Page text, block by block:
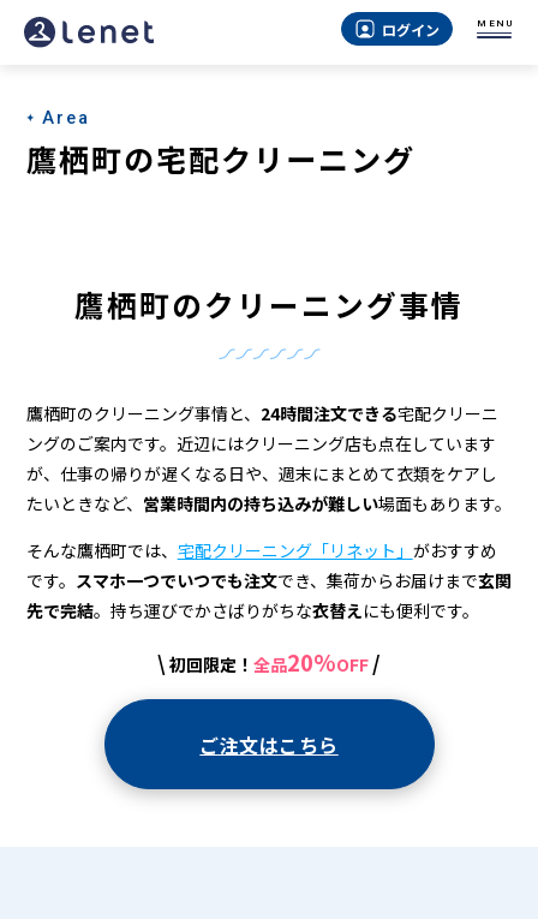
鷹
町
の
グ
店
＆
宅
配
ク
ログイン MENU
Area
鷹栖町の宅配クリーニング
鷹栖町のクリーニング事情
鷹栖町のクリーニング事情と、 24時間注文できる宅配クリーニ
ングのご案内です。近辺にはクリーニング店も点在しています
が、仕事の帰りが遅くなる日や、週末にまとめて衣類をケアし
たいときなど、 営業時間内の持ち込みが難しい場面もあります。
そんな鷹栖町では、 宅配クリーニング「リネット」 がおすすめ
です。 スマホ一つでいつでも注文でき、集荷からお届けまで玄関
先で完結。持ち運びでかさばりがちな衣替えにも便利です。
\ 初回限定！ 全品20%OFF /
ご注文はこちら